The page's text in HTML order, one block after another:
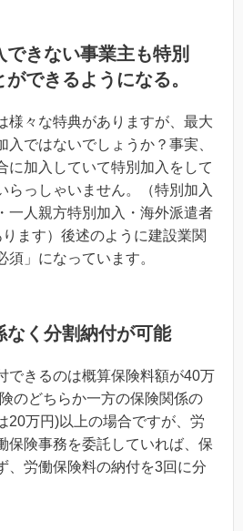
きない事業主も特別
できるようになる。
様々な特典がありますが、最大
入ではないでしょうか？事実、
に加入していて特別加入をして
らっしゃいません。（特別加入
一人親方特別加入・海外派遣者
ます）後述のように建設業関
」になっています。
なく分割納付が可能
できるのは概算保険料額が40万
のどちらか一方の保険関係の
20万円)以上の場合ですが、労
保険事務を委託していれば、保
、労働保険料の納付を3回に分